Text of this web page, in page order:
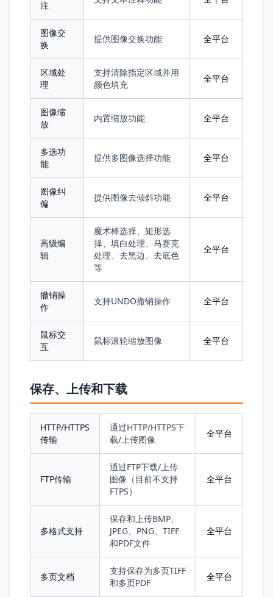
注
图像交
换
提供图像交换功能 全平台
区域处
理
支持清除指定区域并用
颜色填充
全平台
图像缩
放
内置缩放功能 全平台
多选功
能
提供多图像选择功能 全平台
图像纠
偏
提供图像去倾斜功能 全平台
高级编
辑
魔术棒选择、矩形选
择、填白处理、马赛克
处理、去黑边、去底色
等
全平台
撤销操
作
支持UNDO撤销操作 全平台
鼠标交
互
鼠标滚轮缩放图像 全平台
保存、上传和下载
HTTP/HTTPS
传输
通过HTTP/HTTPS下
载/上传图像
全平台
FTP传输
通过FTP下载/上传
图像（目前不支持
FTPS）
全平台
多格式支持
保存和上传BMP、
JPEG、PNG、TIFF
和PDF文件
全平台
多页文档
支持保存为多页TIFF
和多页PDF
全平台